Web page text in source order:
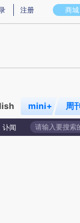
意图存在偏差。不代表财
商城
注册
mini+ 周刊
讣闻